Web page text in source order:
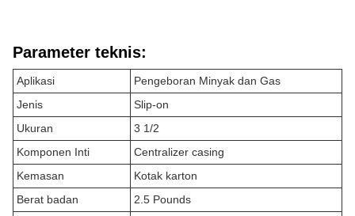
Parameter teknis:
Aplikasi
Pengeboran Minyak dan Gas
Jenis
Slip-on
Ukuran
3 1/2
Komponen Inti
Centralizer casing
Kemasan
Kotak karton
Berat badan
2.5 Pounds